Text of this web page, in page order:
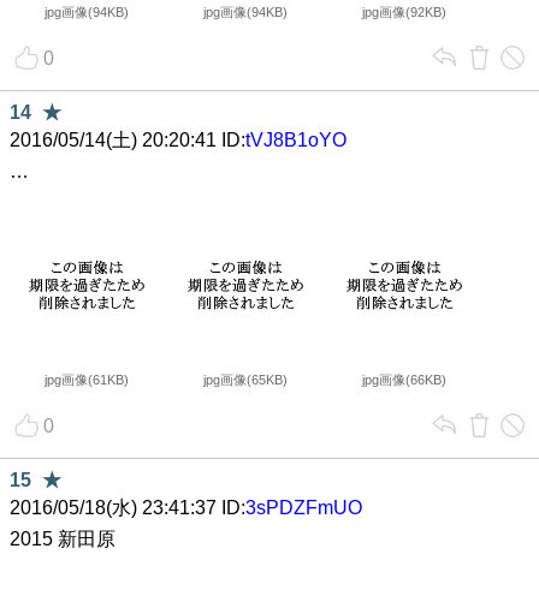
jpg画像(94KB) jpg画像(94KB) jpg画像(92KB)
0
14 ★
2016/05/14(土) 20:20:41 ID:tVJ8B1oYO
…
jpg画像(61KB) jpg画像(65KB) jpg画像(66KB)
0
15 ★
2016/05/18(水) 23:41:37 ID:3sPDZFmUO
2015 新田原